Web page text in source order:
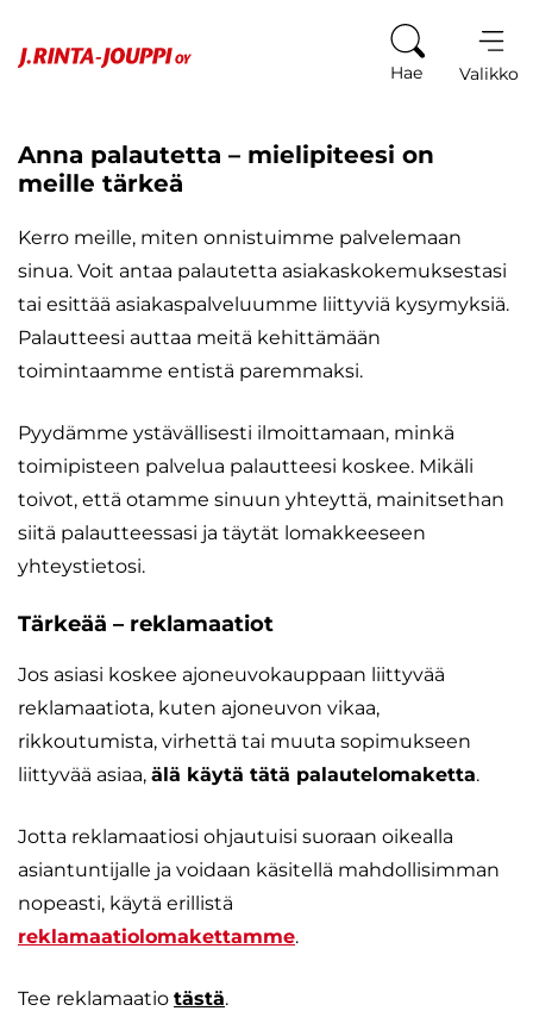
Hae Valikko
Anna palautetta – mielipiteesi on
meille tärkeä
Kerro meille, miten onnistuimme palvelemaan
sinua. Voit antaa palautetta asiakaskokemuksestasi
tai esittää asiakaspalveluumme liittyviä kysymyksiä.
Palautteesi auttaa meitä kehittämään
toimintaamme entistä paremmaksi.
Pyydämme ystävällisesti ilmoittamaan, minkä
toimipisteen palvelua palautteesi koskee. Mikäli
toivot, että otamme sinuun yhteyttä, mainitsethan
siitä palautteessasi ja täytät lomakkeeseen
yhteystietosi.
Tärkeää – reklamaatiot
Jos asiasi koskee ajoneuvokauppaan liittyvää
reklamaatiota, kuten ajoneuvon vikaa,
rikkoutumista, virhettä tai muuta sopimukseen
liittyvää asiaa, älä käytä tätä palautelomaketta.
Jotta reklamaatiosi ohjautuisi suoraan oikealla
asiantuntijalle ja voidaan käsitellä mahdollisimman
nopeasti, käytä erillistä
reklamaatiolomakettamme.
Tee reklamaatio tästä.